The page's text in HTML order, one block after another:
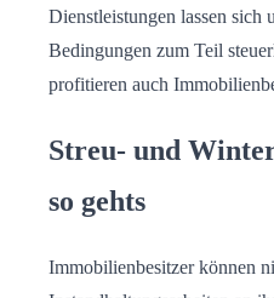
Dienstleistungen lassen sich
Bedingungen zum Teil
profitieren auch
Streu- und
so gehts
Immobilienbesitzer können